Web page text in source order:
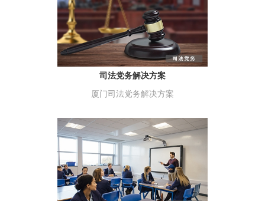
司法党务解决方案
厦门司法党务解决方案